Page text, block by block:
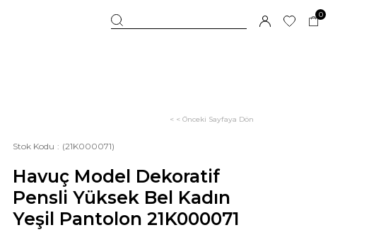
0
< < Önceki Sayfaya Dön
Stok Kodu (21K000071)
Havuç Model Dekoratif
Pensli Yüksek Bel Kadın
Yeşil Pantolon 21K000071